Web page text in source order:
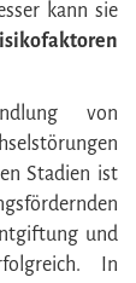
kann sie
von
Stadien ist
und
In